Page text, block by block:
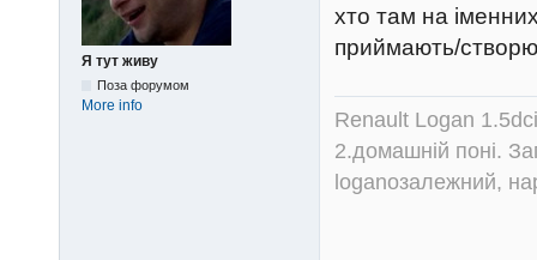
Я тут живу
Поза форумом
More info
хто там на
приймають/
Renault Logan
2.домашній поні.
loganозалежний,